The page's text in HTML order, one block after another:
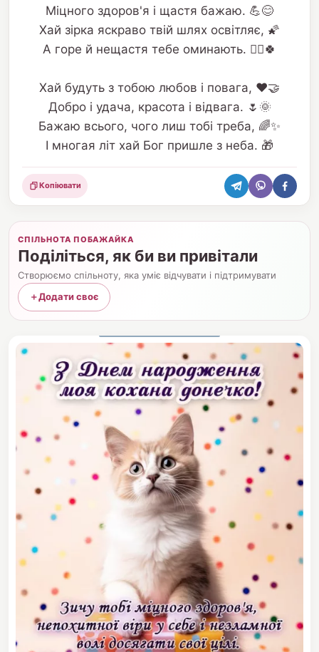
Міцного здоров'я і щастя бажаю. 💪😊
Хай зірка яскраво твій шлях освітляє, 🌠
А горе й нещастя тебе оминають. 🙅‍♂️🍀
Хай будуть з тобою любов і повага, ❤️🤝
Добро і удача, красота і відвага. 🌷🌞
Бажаю всього, чого лиш тобі треба, 🌈✨
І многая літ хай Бог пришле з неба. 🎁
Поділитися
Копіювати
СПІЛЬНОТА ПОБАЖАЙКА
Поділіться, як би ви привітали
Створюємо спільноту, яка уміє відчувати і підтримувати
＋Додати своє